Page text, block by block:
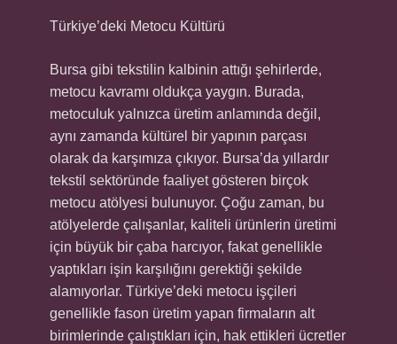
Türkiye’deki Metocu Kültürü
Bursa gibi tekstilin kalbinin attığı şehirlerde,
metocu kavramı oldukça yaygın. Burada,
metoculuk yalnızca üretim anlamında değil,
aynı zamanda kültürel bir yapının parçası
olarak da karşımıza çıkıyor. Bursa’da yıllardır
tekstil sektöründe faaliyet gösteren birçok
metocu atölyesi bulunuyor. Çoğu zaman, bu
atölyelerde çalışanlar, kaliteli ürünlerin üretimi
için büyük bir çaba harcıyor, fakat genellikle
yaptıkları işin karşılığını gerektiği şekilde
alamıyorlar. Türkiye’deki metocu işçileri
genellikle fason üretim yapan firmaların alt
birimlerinde çalıştıkları için, hak ettikleri ücretler